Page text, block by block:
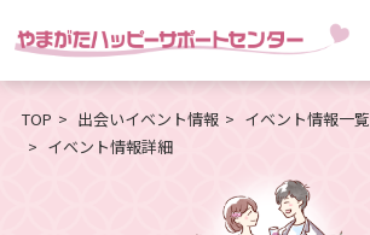
TOP 出会いイベント情報
イベント情報一覧
イベント情報詳細